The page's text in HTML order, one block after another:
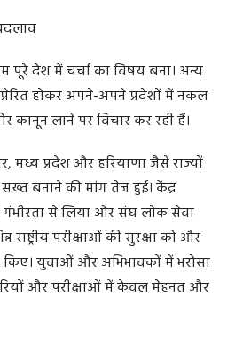
पूरे देश में चर्चा का विषय बना। अन्य
होकर अपने-अपने प्रदेशों में नकल
लाने पर विचार कर रही हैं।
मध्य प्रदेश और हरियाणा जैसे राज्यों
बनाने की मांग तेज हुई। केंद्र
से लिया और संघ लोक सेवा
राष्ट्रीय परीक्षाओं की सुरक्षा को और
युवाओं और अभिभावकों में भरोसा
और परीक्षाओं में केवल मेहनत और